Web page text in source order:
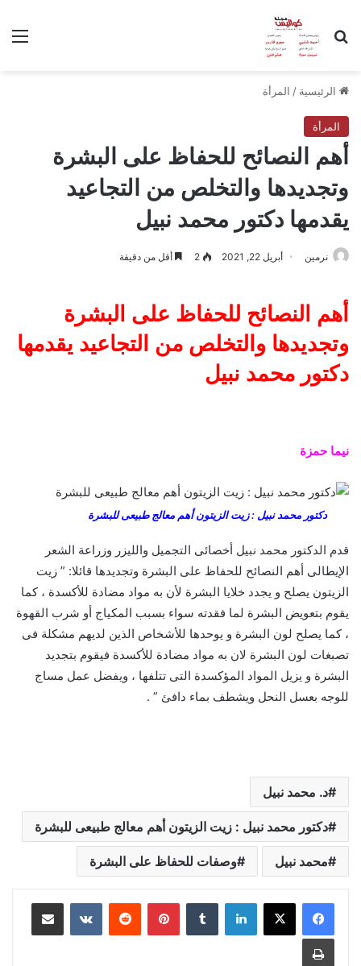
بحث عن
الرئيسية / المرأة
المرأة
أهم النصائح للحفاظ على البشرة
وتجديدها والتخلص من التجاعيد
يقدمها دكتور محمد نبيل
نرمين أبريل 22, 2021 2 أقل من دقيقة
أهم النصائح للحفاظ على البشرة
وتجديدها والتخلص من التجاعيد يقدمها
دكتور محمد نبيل
نيما حمزة
دكتور محمد نبيل : زيت الزيتون أهم معالج طبيعى للبشرة
قدم الدكتور محمد نبيل أخصائى التجميل والليزر وزراعة الشعر
الإيطالى أهم النصائح للحفاظ على البشرة وتجديدها قائلا: ” زيت
الزيتون يصلح و يجدد خلايا البشرة لأن به مواد مضادة للأكسدة ، كما
يقوم بتعويض البشرة لما فقدته سواء بسبب المكياج أو شرب القهوة
، كما يصلح لون البشرة و يوحدها للأشخاص الذين لديهم مشكلة فى
تصبغات لون البشرة لان به مواد مضادة للأكسدة فيقوم بتجديد
البشرة و يزيل المواد المؤكسدة التى تتلفها ، ويفضل عمل مساج
للوجه بعسل النحل ويشطف بماء دافئ ” .
د. محمد نبيل
دكتور محمد نبيل : زيت الزيتون أهم معالج طبيعى للبشرة
محمد نبيل وصفات للحفاظ على البشرة
لينكدإن بينتيريست مشاركة عبر البريد
طباعة